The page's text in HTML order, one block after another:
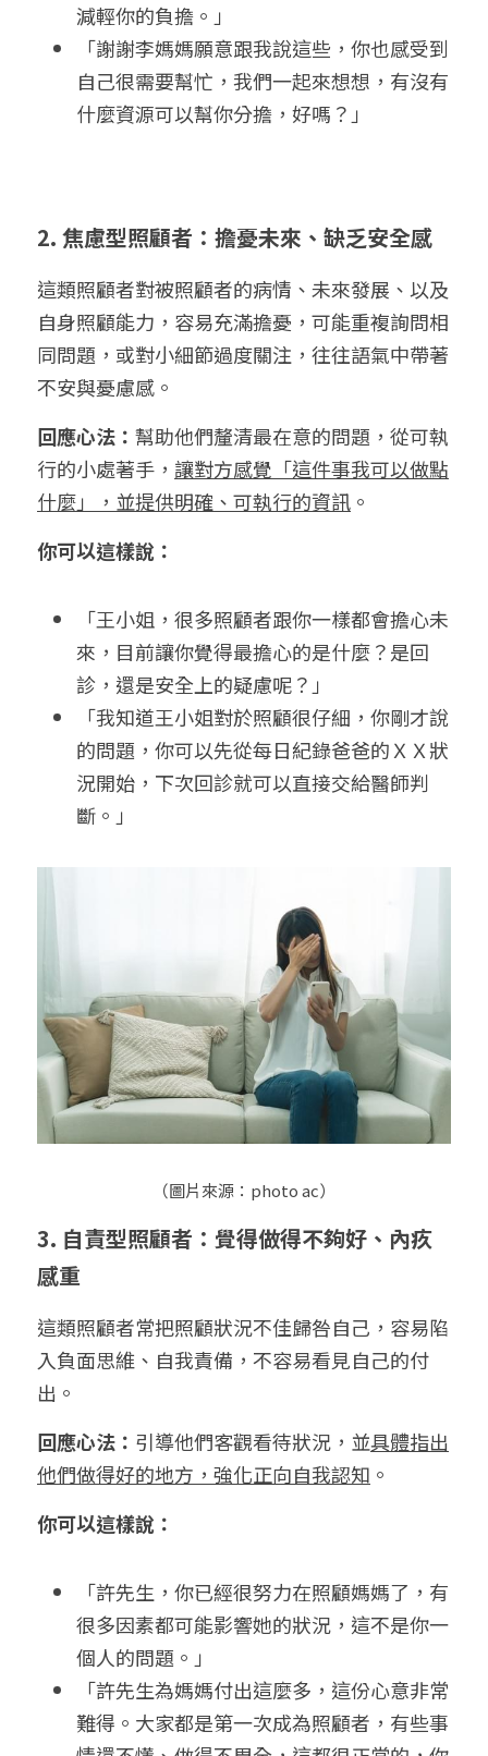
減輕你的負擔。」
「謝謝李媽媽願意跟我說這些，你也感受到
自己很需要幫忙，我們一起來想想，有沒有
什麼資源可以幫你分擔，好嗎？」
2. 焦慮型照顧者：擔憂未來、缺乏安全感
這類照顧者對被照顧者的病情、未來發展、以及
自身照顧能力，容易充滿擔憂，可能重複詢問相
同問題，或對小細節過度關注，往往語氣中帶著
不安與憂慮感。
回應心法： 幫助他們釐清最在意的問題，從可執
行的小處著手， 讓對方感覺「這件事我可以做點
什麼」，並提供明確、可執行的資訊 。
你可以這樣說：
「王小姐，很多照顧者跟你一樣都會擔心未
來，目前讓你覺得最擔心的是什麼？是回
診，還是安全上的疑慮呢？」
「我知道王小姐對於照顧很仔細，你剛才說
的問題，你可以先從每日紀錄爸爸的ＸＸ狀
況開始，下次回診就可以直接交給醫師判
斷。」
（圖片來源：photo ac）
3. 自責型照顧者：覺得做得不夠好、內疚
感重
這類照顧者常把照顧狀況不佳歸咎自己，容易陷
入負面思維、自我責備，不容易看見自己的付
出。
回應心法： 引導他們客觀看待狀況，並具體指出
他們做得好的地方，強化正向自我認知 。
你可以這樣說：
「許先生，你已經很努力在照顧媽媽了，有
很多因素都可能影響她的狀況，這不是你一
個人的問題。」
「許先生為媽媽付出這麼多，這份心意非常
難得。大家都是第一次成為照顧者，有些事